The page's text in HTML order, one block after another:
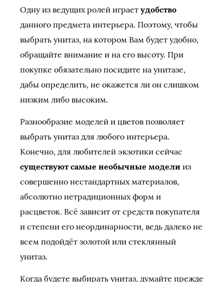
Одну из ведущих ролей играет удобство
данного предмета интерьера. Поэтому, чтобы
выбрать унитаз, на котором Вам будет удобно,
обращайте внимание и на его высоту. При
покупке обязательно посидите на унитазе,
дабы определить, не окажется ли он слишком
низким либо высоким.
Разнообразие моделей и цветов позволяет
выбрать унитаз для любого интерьера.
Конечно, для любителей экзотики сейчас
существуют самые необычные модели из
совершенно нестандартных материалов,
абсолютно нетрадиционных форм и
расцветок. Всё зависит от средств покупателя
и степени его неординарности, ведь далеко не
всем подойдёт золотой или стеклянный
унитаз.
Когда будете выбирать унитаз, думайте прежде